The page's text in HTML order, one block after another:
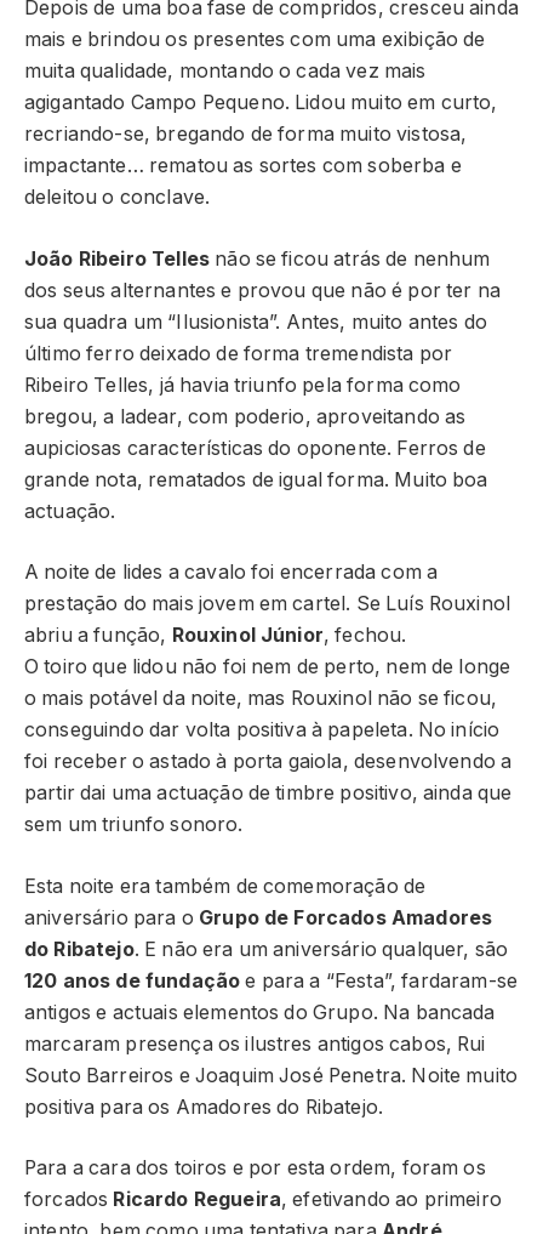
Depois de uma boa fase de compridos, cresceu ainda
mais e brindou os presentes com uma exibição de
muita qualidade, montando o cada vez mais
agigantado Campo Pequeno. Lidou muito em curto,
recriando-se, bregando de forma muito vistosa,
impactante… rematou as sortes com soberba e
deleitou o conclave.
João Ribeiro Telles não se ficou atrás de nenhum
dos seus alternantes e provou que não é por ter na
sua quadra um “Ilusionista”. Antes, muito antes do
último ferro deixado de forma tremendista por
Ribeiro Telles, já havia triunfo pela forma como
bregou, a ladear, com poderio, aproveitando as
aupiciosas características do oponente. Ferros de
grande nota, rematados de igual forma. Muito boa
actuação.
A noite de lides a cavalo foi encerrada com a
prestação do mais jovem em cartel. Se Luís Rouxinol
abriu a função, Rouxinol Júnior, fechou.
O toiro que lidou não foi nem de perto, nem de longe
o mais potável da noite, mas Rouxinol não se ficou,
conseguindo dar volta positiva à papeleta. No início
foi receber o astado à porta gaiola, desenvolvendo a
partir dai uma actuação de timbre positivo, ainda que
sem um triunfo sonoro.
Esta noite era também de comemoração de
aniversário para o Grupo de Forcados Amadores
do Ribatejo. E não era um aniversário qualquer, são
120 anos de fundação e para a “Festa”, fardaram-se
antigos e actuais elementos do Grupo. Na bancada
marcaram presença os ilustres antigos cabos, Rui
Souto Barreiros e Joaquim José Penetra. Noite muito
positiva para os Amadores do Ribatejo.
Para a cara dos toiros e por esta ordem, foram os
forcados Ricardo Regueira, efetivando ao primeiro